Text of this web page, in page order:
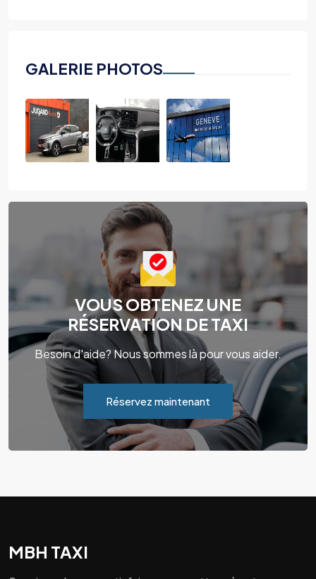
GALERIE PHOTOS
VOUS OBTENEZ UNE
RÉSERVATION DE TAXI
Besoin d'aide? Nous sommes là pour vous aider.
Réservez maintenant
MBH TAXI